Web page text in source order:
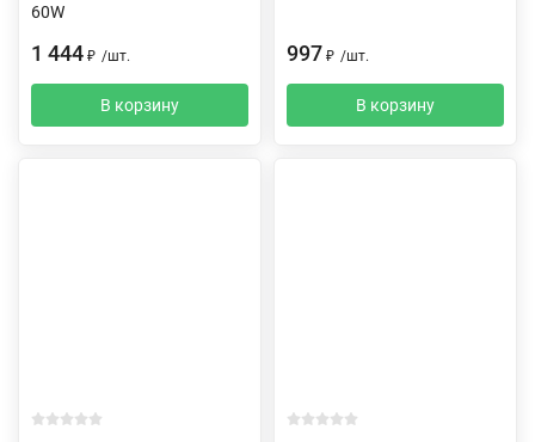
60W
1 444 ₽ /шт.
В корзину
997 ₽ /шт.
В корзину